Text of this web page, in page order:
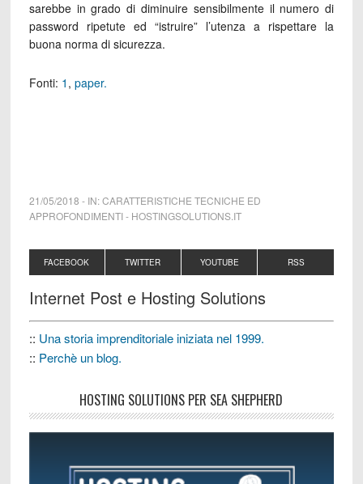
sarebbe in grado di diminuire sensibilmente il numero di
password ripetute ed “istruire” l’utenza a rispettare la
buona norma di sicurezza.
Fonti: 1 , paper.
21/05/2018 - IN:CARATTERISTICHE TECNICHE ED
APPROFONDIMENTI- HOSTINGSOLUTIONS.IT
FACEBOOK TWITTER YOUTUBE RSS
Internet Post e Hosting Solutions
:: Una storia imprenditoriale iniziata nel 1999.
:: Perchè un blog.
HOSTING SOLUTIONS PER SEA SHEPHERD